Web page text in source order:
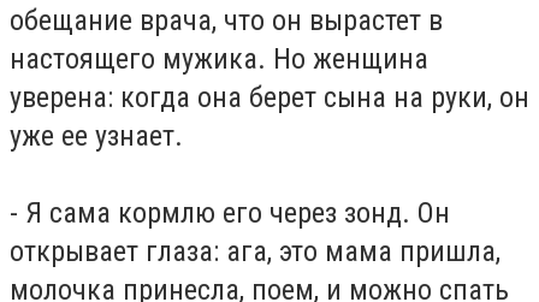
обещание врача, что он вырастет в
настоящего мужика. Но женщина
уверена: когда она берет сына на руки, он
уже ее узнает.
- Я сама кормлю его через зонд. Он
открывает глаза: ага, это мама пришла,
молочка принесла, поем, и можно спать